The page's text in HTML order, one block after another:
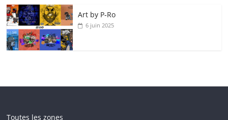
Art by P‑Ro
6 juin 2025
Toutes les zones